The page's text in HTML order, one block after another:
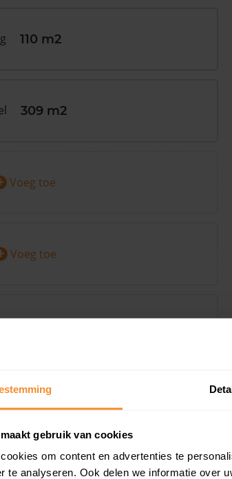
gebruik van cookies
om content en advertenties te
te analyseren. Ook delen we informatie over
110 m2
309 m2
Voeg toe
Voeg toe
in de buurt